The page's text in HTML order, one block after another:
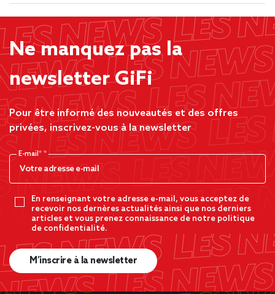
Ne manquez pas la
newsletter GiFi
Pour être informé des nouveautés et des offres
privées, inscrivez-vous à la newsletter
E-mail*
En renseignant votre adresse e-mail, vous acceptez de
recevoir nos dernères actualités ainsi que nos derniers
articles et vous prenez connaissance de notre politique
de confidentialité.
M’inscrire à la newsletter